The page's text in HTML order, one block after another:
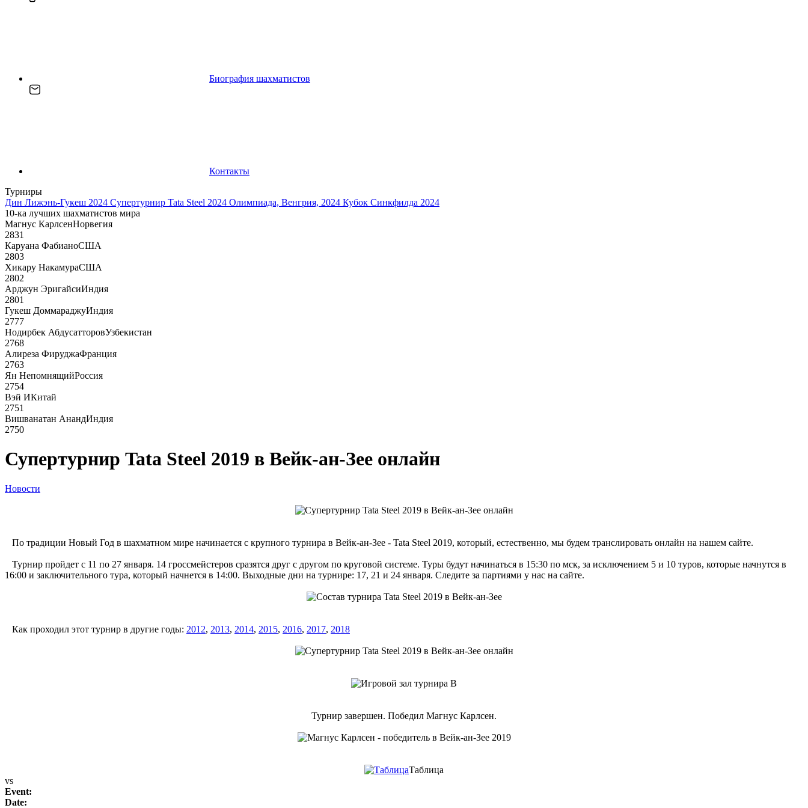
Биография шахматистов
Контакты
Турниры
Дин Лижэнь-Гукеш 2024 Супертурнир Tata Steel 2024 Олимпиада, Венгрия, 2024 Кубок Синкфилда 2024
10-ка лучших шахматистов мира
Магнус КарлсенНорвегия
2831
Каруана ФабианоСША
2803
Хикару НакамураСША
2802
Арджун ЭригайсиИндия
2801
Гукеш ДоммараджуИндия
2777
Нодирбек АбдусатторовУзбекистан
2768
Алиреза ФируджаФранция
2763
Ян НепомнящийРоссия
2754
Вэй ИКитай
2751
Вишванатан АнандИндия
2750
Супертурнир Tata Steel 2019 в Вейк-ан-Зее онлайн
Новости
По традиции Новый Год в шахматном мире начинается с крупного турнира в Вейк-ан-Зее - Tata Steel 2019, который, естественно, мы будем транслировать онлайн на нашем сайте.
Турнир пройдет с 11 по 27 января. 14 гроссмейстеров сразятся друг с другом по круговой системе. Туры будут начинаться в 15:30 по мск, за исключением 5 и 10 туров, которые начнутся в
16:00 и заключительного тура, который начнется в 14:00. Выходные дни на турнире: 17, 21 и 24 января. Следите за партиями у нас на сайте.
Как проходил этот турнир в другие годы: 2012, 2013, 2014, 2015, 2016, 2017, 2018
Турнир завершен. Победил Магнус Карлсен.
Таблица
vs
Event:
Date: